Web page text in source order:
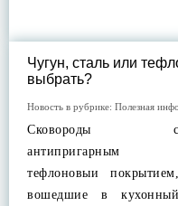
Чугун, сталь или
выбрать?
Новость в рубрике: Полезная
Сковороды с
антипригарным
тефлоновыи покрытием,
вошедшие в кухонный